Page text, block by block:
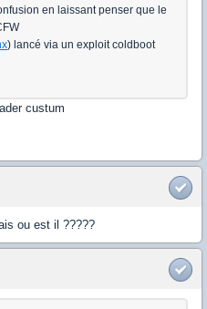
en laissant penser que le
) lancé via un exploit coldboot
custum
ou est il ?????